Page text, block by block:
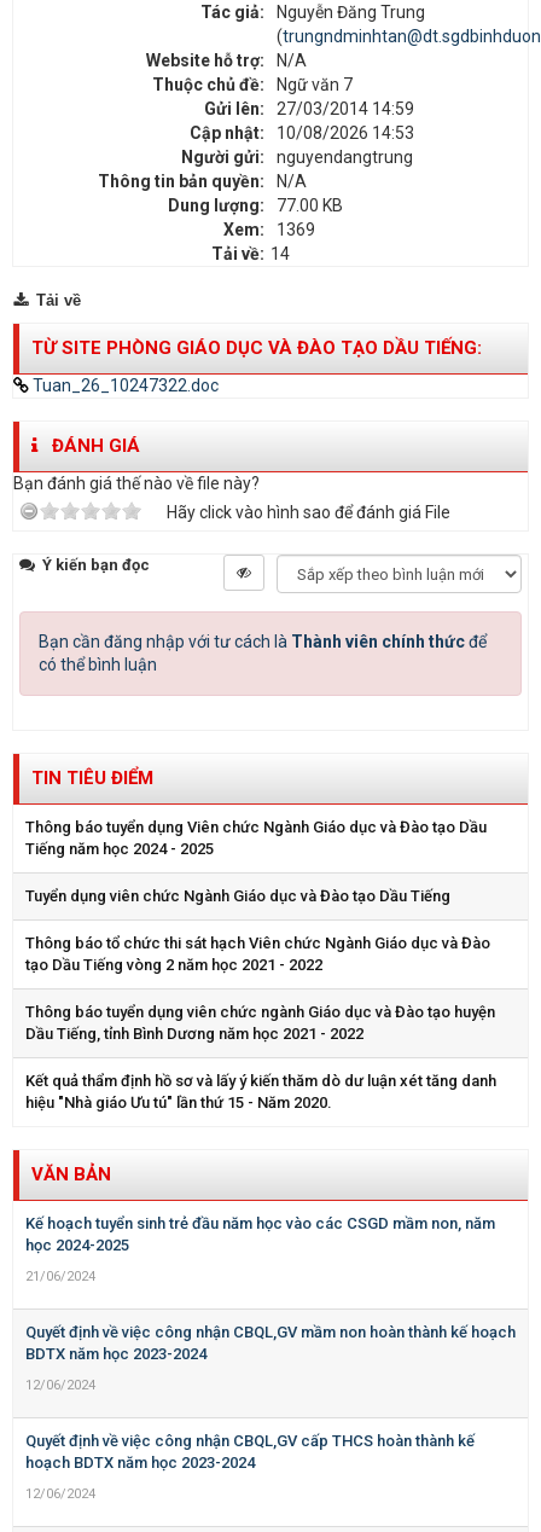
Tác giả:
Nguyễn Đăng Trung
(
Website hỗ trợ:
N/A
Thuộc chủ đề:
Ngữ văn 7
Gửi lên:
27/03/2014 14:59
Cập nhật:
10/08/2026 14:53
Người gửi:
nguyendangtrung
Thông tin bản quyền:
N/A
Dung lượng:
77.00 KB
Xem:
1369
Tải về: 14
Tải về
TỪ SITE PHÒNG GIÁO DỤC VÀ ĐÀO TẠO DẦU TIẾNG:
Tuan_26_10247322.doc
ĐÁNH GIÁ
Bạn đánh giá thế nào về file này?
Hãy click vào hình sao để đánh giá File
Ý kiến bạn đọc
Bạn cần đăng nhập với tư cách là Thành viên chính thứcđể
có thể bình luận
TIN TIÊU ĐIỂM
Thông báo tuyển dụng Viên chức Ngành Giáo dục và Đào tạo Dầu
Tiếng năm học 2024 - 2025
Tuyển dụng viên chức Ngành Giáo dục và Đào tạo Dầu Tiếng
Thông báo tổ chức thi sát hạch Viên chức Ngành Giáo dục và Đào
tạo Dầu Tiếng vòng 2 năm học 2021 - 2022
Thông báo tuyển dụng viên chức ngành Giáo dục và Đào tạo huyện
Dầu Tiếng, tỉnh Bình Dương năm học 2021 - 2022
Kết quả thẩm định hồ sơ và lấy ý kiến thăm dò dư luận xét tăng danh
hiệu "Nhà giáo Ưu tú" lần thứ 15 - Năm 2020.
VĂN BẢN
Kế hoạch tuyển sinh trẻ đầu năm học vào các CSGD mầm non, năm
học 2024-2025
21/06/2024
Quyết định về việc công nhận CBQL,GV mầm non hoàn thành kế hoạch
BDTX năm học 2023-2024
12/06/2024
Quyết định về việc công nhận CBQL,GV cấp THCS hoàn thành kế
hoạch BDTX năm học 2023-2024
12/06/2024